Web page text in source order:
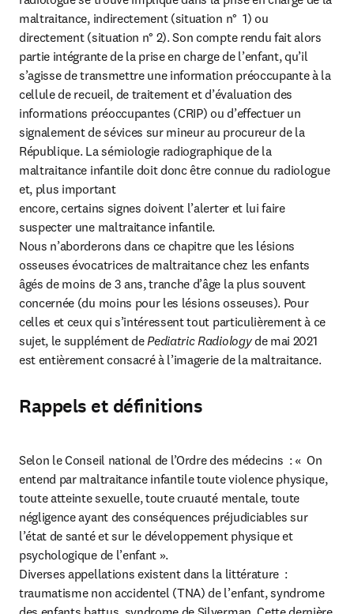
maltraitance, indirectement (situation n°  1) ou
directement (situation n° 2). Son compte rendu fait alors
partie intégrante de la prise en charge de l’enfant, qu’il
s’agisse de transmettre une information préoccupante à la
cellule de recueil, de traitement et d’évaluation des
informations préoccupantes (CRIP) ou d’effectuer un
signalement de sévices sur mineur au procureur de la
République. La sémiologie radiographique de la
maltraitance infantile doit donc être connue du radiologue
et, plus important
encore, certains signes doivent l’alerter et lui faire
suspecter une maltraitance infantile.
Nous n’aborderons dans ce chapitre que les lésions
osseuses évocatrices de maltraitance chez les enfants
âgés de moins de 3 ans, tranche d’âge la plus souvent
concernée (du moins pour les lésions osseuses). Pour
celles et ceux qui s’intéressent tout particulièrement à ce
sujet, le supplément de Pediatric Radiology de mai 2021
est entièrement consacré à l’imagerie de la maltraitance.
Rappels et définitions
Selon le Conseil national de l’Ordre des médecins  : «  On
entend par maltraitance infantile toute violence physique,
toute atteinte sexuelle, toute cruauté mentale, toute
négligence ayant des conséquences préjudiciables sur
l’état de santé et sur le développement physique et
psychologique de l’enfant ».
Diverses appellations existent dans la littérature  :
traumatisme non accidentel (TNA) de l’enfant, syndrome